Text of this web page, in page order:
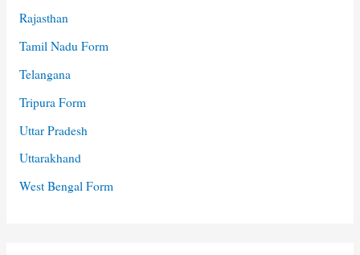
Rajasthan
Tamil Nadu Form
Telangana
Tripura Form
Uttar Pradesh
Uttarakhand
West Bengal Form